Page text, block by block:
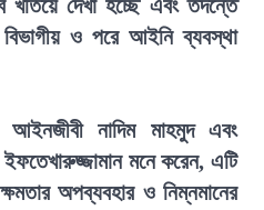
খতিয়ে দেখা হচ্ছে এবং তদন্তে
ও পরে আইনি ব্যবস্থা
আইনজীবী নাদিম মাহমুদ এবং
ইফতেখারুজ্জামান মনে করেন, এটি
অপব্যবহার ও নিম্নমানের